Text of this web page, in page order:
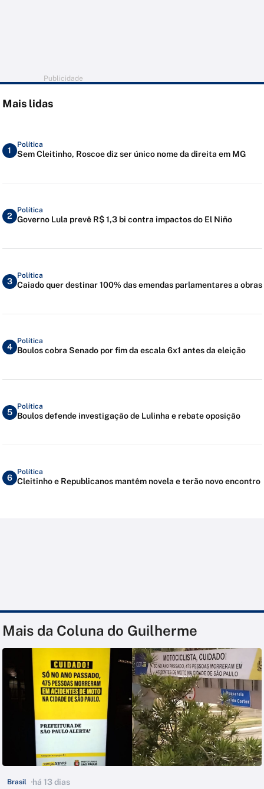
Publicidade
Mais lidas
1
Política
Sem Cleitinho, Roscoe diz ser único nome da direita em MG
2
Política
Governo Lula prevê R$ 1,3 bi contra impactos do El Niño
3
Política
Caiado quer destinar 100% das emendas parlamentares a obras
4
Política
Boulos cobra Senado por fim da escala 6x1 antes da eleição
5
Política
Boulos defende investigação de Lulinha e rebate oposição
6
Política
Cleitinho e Republicanos mantêm novela e terão novo encontro
Mais da Coluna do Guilherme
Brasil há 13 dias